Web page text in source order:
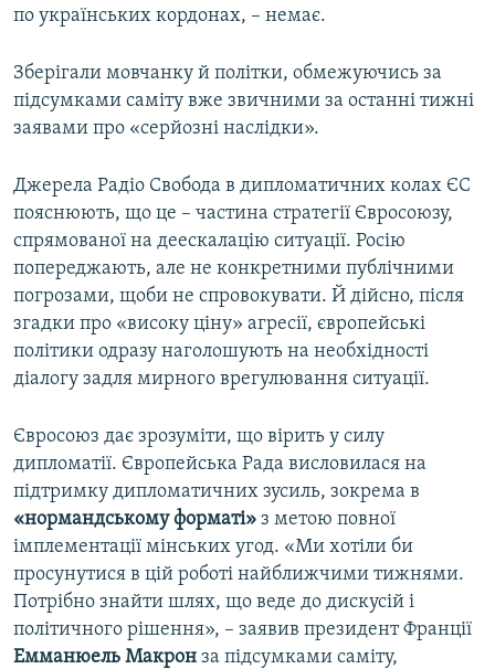
по українських кордонах, – немає.
Зберігали мовчанку й політки, обмежуючись за
підсумками саміту вже звичними за останні тижні
заявами про «серйозні наслідки».
Джерела Радіо Свобода в дипломатичних колах ЄС
пояснюють, що це – частина стратегії Євросоюзу,
спрямованої на деескалацію ситуації. Росію
попереджають, але не конкретними публічними
погрозами, щоби не спровокувати. Й дійсно, після
згадки про «високу ціну» агресії, європейські
політики одразу наголошують на необхідності
діалогу задля мирного врегулювання ситуації.
Євросоюз дає зрозуміти, що вірить у силу
дипломатії. Європейська Рада висловилася на
підтримку дипломатичних зусиль, зокрема в
«нормандському форматі» з метою повної
імплементації мінських угод. «Ми хотіли би
просунутися в цій роботі найближчими тижнями.
Потрібно знайти шлях, що веде до дискусій і
політичного рішення», – заявив президент Франції
Емманюель Макрон за підсумками саміту,